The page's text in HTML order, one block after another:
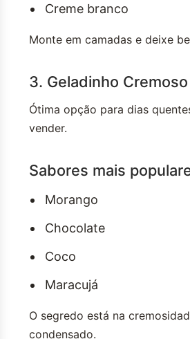
Creme branco
Monte em camadas e deixe
3. Geladinho
Ótima opção para dias
vender.
Sabores mais
Morango
Chocolate
Coco
Maracujá
O segredo está na
condensado.